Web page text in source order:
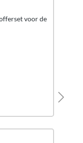
voor de